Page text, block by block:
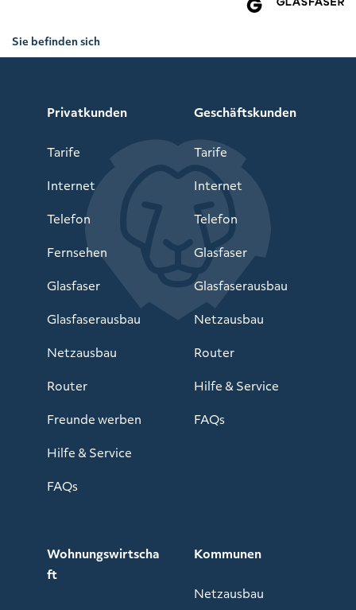
Sie befinden sich
Privatkunden
Tarife
Internet
Telefon
Fernsehen
Glasfaser
Glasfaserausbau
Netzausbau
Router
Freunde werben
Hilfe & Service
FAQs
Geschäftskunden
Tarife
Internet
Telefon
Glasfaser
Glasfaserausbau
Netzausbau
Router
Hilfe & Service
FAQs
Wohnungswirtscha
ft
Kommunen
Netzausbau